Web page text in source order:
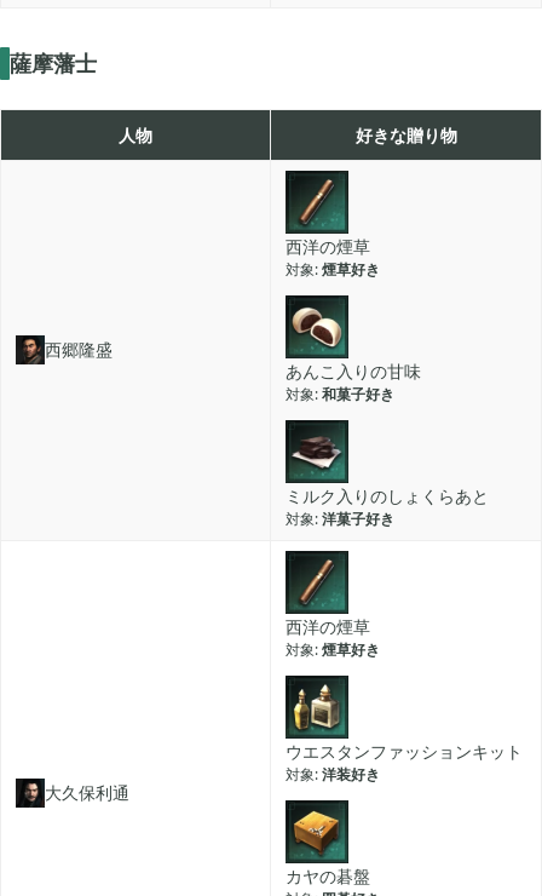
薩摩藩士
人物 好きな贈り物
西郷隆盛
西洋の煙草
煙草好き
あんこ入りの甘味
和菓子好き
ミルク入りのしょくらあと
洋菓子好き
大久保利通
西洋の煙草
煙草好き
ウエスタンファッションキット
洋装好き
カヤの碁盤